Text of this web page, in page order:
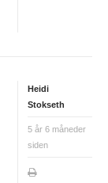
Heidi
Stokseth
5 år 6 måneder
siden